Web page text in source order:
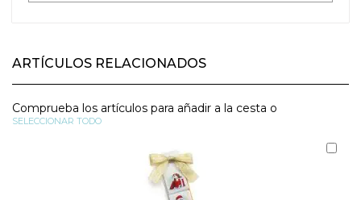
ARTÍCULOS RELACIONADOS
Comprueba los artículos para añadir a la cesta o
SELECCIONAR TODO